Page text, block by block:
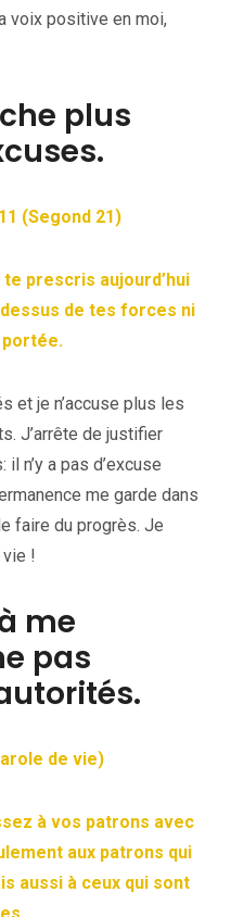
voix positive en moi,
plus
(Segond 21)
prescris aujourd’hui
de tes forces ni
et je n’accuse plus les
J’arrête de justifier
n’y a pas d’excuse
me garde dans
faire du progrès. Je
!
me
pas
de vie)
à vos patrons avec
aux patrons qui
aussi à ceux qui sont